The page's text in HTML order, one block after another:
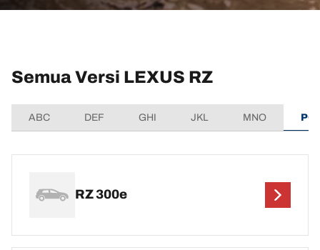
Semua Versi LEXUS RZ
ABC DEF GHI JKL MNO
RZ 300e